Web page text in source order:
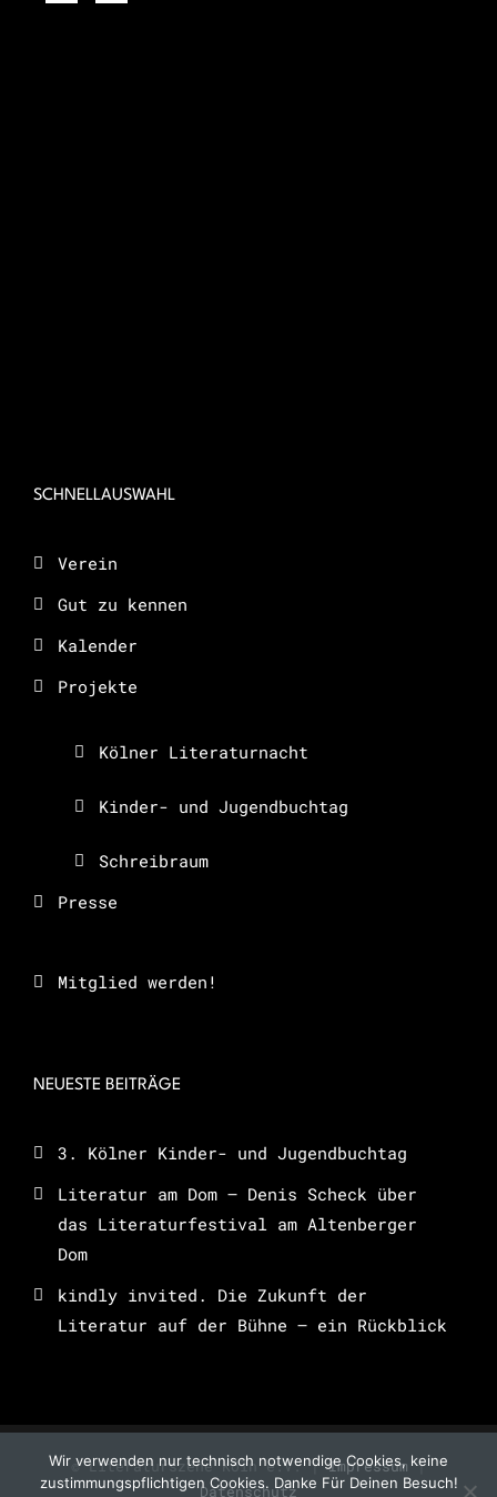
SCHNELLAUSWAHL
Verein
Gut zu kennen
Kalender
Projekte
Kölner Literaturnacht
Kinder- und Jugendbuchtag
Schreibraum
Presse
Mitglied werden!
NEUESTE BEITRÄGE
3. Kölner Kinder- und Jugendbuchtag
Literatur am Dom – Denis Scheck über
das Literaturfestival am Altenberger
Dom
kindly invited. Die Zukunft der
Literatur auf der Bühne – ein Rückblick
© Literaturszene Köln e.V. |Impressum |
Datenschutz
Wir verwenden nur technisch notwendige Cookies, keine
zustimmungspflichtigen Cookies. Danke Für Deinen Besuch!